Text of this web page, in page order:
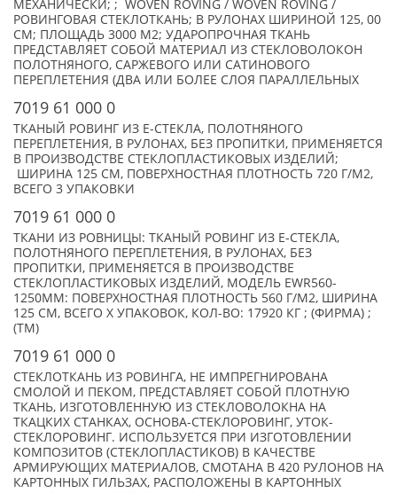
МЕХАНИЧЕСКИ; ; WOVEN ROVING / WOVEN ROVING /
РОВИНГОВАЯ СТЕКЛОТКАНЬ; В РУЛОНАХ ШИРИНОЙ 125, 00
СМ; ПЛОЩАДЬ 3000 М2; УДАРОПРОЧНАЯ ТКАНЬ
ПРЕДСТАВЛЯЕТ СОБОЙ МАТЕРИАЛ ИЗ СТЕКЛОВОЛОКОН
ПОЛОТНЯНОГО, САРЖЕВОГО ИЛИ САТИНОВОГО
ПЕРЕПЛЕТЕНИЯ (ДВА ИЛИ БОЛЕЕ СЛОЯ ПАРАЛЛЕЛЬНЫХ
7019 61 000 0
ТКАНЫЙ РОВИНГ ИЗ Е-СТЕКЛА, ПОЛОТНЯНОГО
ПЕРЕПЛЕТЕНИЯ, В РУЛОНАХ, БЕЗ ПРОПИТКИ, ПРИМЕНЯЕТСЯ
В ПРОИЗВОДСТВЕ СТЕКЛОПЛАСТИКОВЫХ ИЗДЕЛИЙ;
ШИРИНА 125 СМ, ПОВЕРХНОСТНАЯ ПЛОТНОСТЬ 720 Г/М2,
ВСЕГО 3 УПАКОВКИ
7019 61 000 0
ТКАНИ ИЗ РОВНИЦЫ: ТКАНЫЙ РОВИНГ ИЗ Е-СТЕКЛА,
ПОЛОТНЯНОГО ПЕРЕПЛЕТЕНИЯ, В РУЛОНАХ, БЕЗ
ПРОПИТКИ, ПРИМЕНЯЕТСЯ В ПРОИЗВОДСТВЕ
СТЕКЛОПЛАСТИКОВЫХ ИЗДЕЛИЙ, МОДЕЛЬ EWR560-
1250MM: ПОВЕРХНОСТНАЯ ПЛОТНОСТЬ 560 Г/М2, ШИРИНА
125 СМ, ВСЕГО X УПАКОВОК, КОЛ-ВО: 17920 КГ ; (ФИРМА) ;
(TM)
7019 61 000 0
СТЕКЛОТКАНЬ ИЗ РОВИНГА, НЕ ИМПРЕГНИРОВАНА
СМОЛОЙ И ПЕКОМ, ПРЕДСТАВЛЯЕТ СОБОЙ ПЛОТНУЮ
ТКАНЬ, ИЗГОТОВЛЕННУЮ ИЗ СТЕКЛОВОЛОКНА НА
ТКАЦКИХ СТАНКАХ, ОСНОВА-СТЕКЛОРОВИНГ, УТОК-
СТЕКЛОРОВИНГ. ИСПОЛЬЗУЕТСЯ ПРИ ИЗГОТОВЛЕНИИ
КОМПОЗИТОВ (СТЕКЛОПЛАСТИКОВ) В КАЧЕСТВЕ
АРМИРУЮЩИХ МАТЕРИАЛОВ, СМОТАНА В 420 РУЛОНОВ НА
КАРТОННЫХ ГИЛЬЗАХ, РАСПОЛОЖЕНЫ В КАРТОННЫХ